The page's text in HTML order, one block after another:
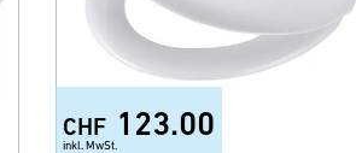
CHF 123.00
inkl. MwSt.